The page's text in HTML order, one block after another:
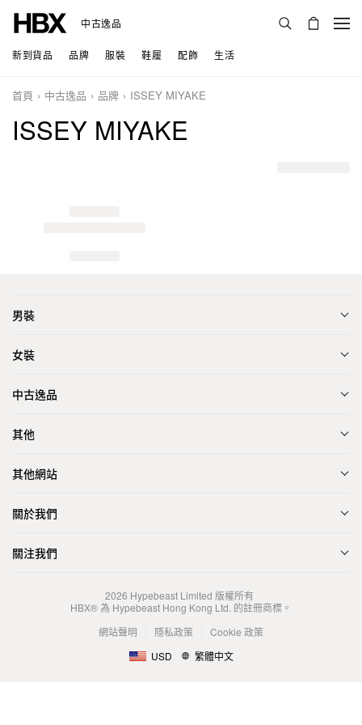
中古逸品
新到貨品 品牌 服裝 鞋履 配飾 生活
首頁 中古逸品 品牌 ISSEY MIYAKE
ISSEY MIYAKE
男裝
女裝
中古逸品
其他
其他網站
關於我們
關注我們
2026 Hypebeast Limited 版權所有
HBX® 為 Hypebeast Hong Kong Ltd. 的註冊商標。
網站聲明
隱私政策
Cookie 政策
USD
繁體中文